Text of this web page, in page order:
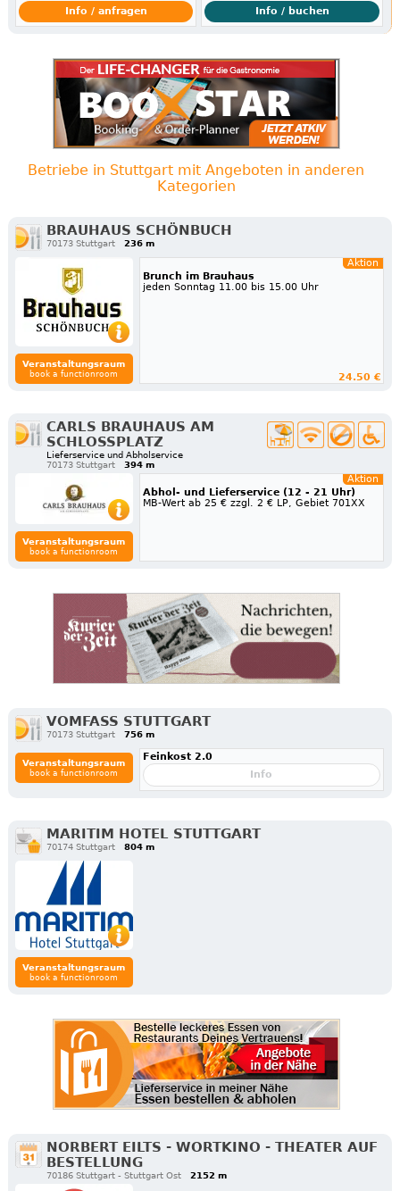
Info / anfragen
Info / buchen
Betriebe in Stuttgart mit Angeboten in anderen
Kategorien
BRAUHAUS SCHÖNBUCH
70173 Stuttgart 236 m
Veranstaltungsraum
book a functionroom
Aktion
Brunch im Brauhaus
jeden Sonntag 11.00 bis 15.00 Uhr
24.50 €
CARLS BRAUHAUS AM
SCHLOSSPLATZ
Lieferservice und Abholservice
70173 Stuttgart
394 m
Veranstaltungsraum
book a functionroom
Aktion
Abhol- und Lieferservice (12 - 21 Uhr)
MB-Wert ab 25 € zzgl. 2 € LP, Gebiet 701XX
VOMFASS STUTTGART
70173 Stuttgart 756 m
Veranstaltungsraum
book a functionroom
Feinkost 2.0
Info
MARITIM HOTEL STUTTGART
70174 Stuttgart 804 m
Veranstaltungsraum
book a functionroom
NORBERT EILTS - WORTKINO - THEATER AUF
BESTELLUNG
70186 Stuttgart - Stuttgart Ost 2152 m